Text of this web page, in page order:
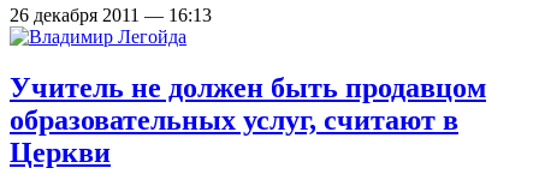
26 декабря 2011 — 16:13
Учитель не должен быть продавцом
образовательных услуг, считают в
Церкви